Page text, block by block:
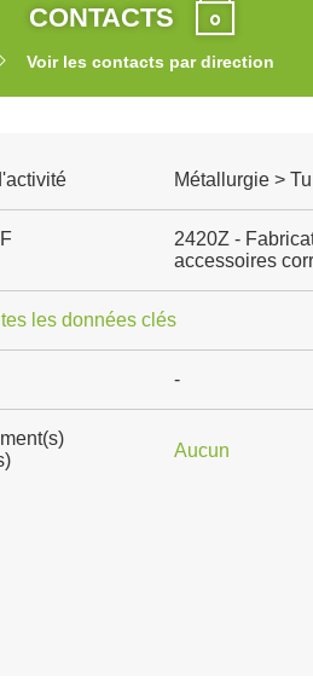
CONTACTS
Voir les contacts par direction
Métallurgie >
2420Z -
accessoires
les données clés
-
Aucun